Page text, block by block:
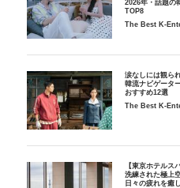
2026年・話題の
TOP8
The Best K-
涙なしには観ら
韓流ナビゲータ
おすすめ12選
The Best K-
【東京ホテルス
洗練された極上
日々の疲れを癒